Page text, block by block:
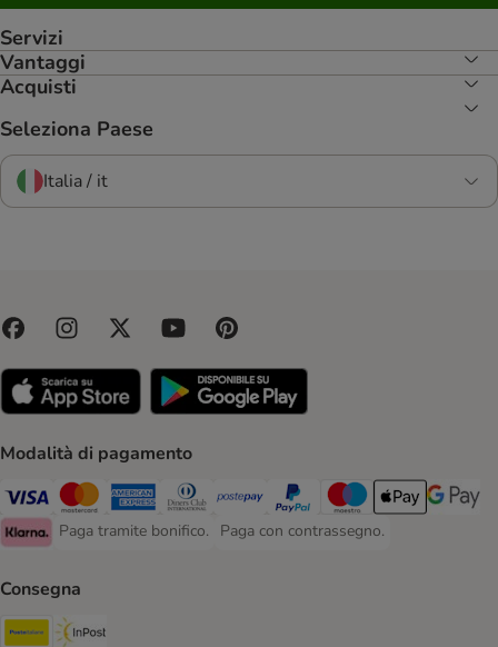
Servizi
Vantaggi
Acquisti
Seleziona Paese
Italia / it
Modalità di pagamento
Paga con Visa. Payment Method
Paga con Mastercard. Payment Method
Paga con American Express. Payment Method
Paga con Diners Club. Payment Method
Paga con Postepay. Payment Method
Paga con PayPal. Payment
Paga con Maestro.
Apple PayGoogle
Klarna Payment Method
Paga tramite bonifico.
Paga tramite bonifico. Payment Method
Paga con contrassegno.
Paga con contrassegno. Payment
Consegna
Poste Italiane. Shipping Method